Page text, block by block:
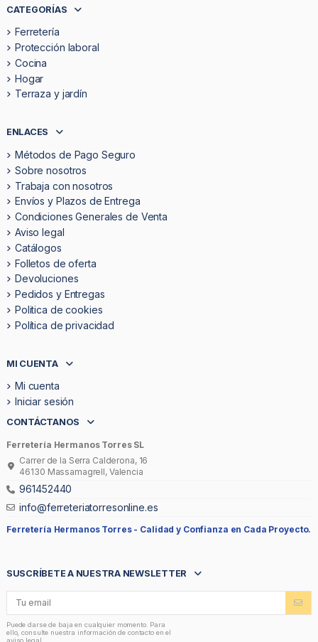
CATEGORÍAS
Ferretería
Protección laboral
Cocina
Hogar
Terraza y jardín
ENLACES
Métodos de Pago Seguro
Sobre nosotros
Trabaja con nosotros
Envíos y Plazos de Entrega
Condiciones Generales de Venta
Aviso legal
Catálogos
Folletos de oferta
Devoluciones
Pedidos y Entregas
Politica de cookies
Política de privacidad
MI CUENTA
Mi cuenta
Iniciar sesión
CONTÁCTANOS
Ferretería Hermanos Torres SL
Carrer de la Serra Calderona, 16
46130 Massamagrell, Valencia
961452440
info@ferreteriatorresonline.es
Ferretería Hermanos Torres - Calidad y Confianza en Cada Proyecto.
SUSCRÍBETE A NUESTRA NEWSLETTER
Puede darse de baja en cualquier momento. Para
ello, consulte nuestra información de contacto en el